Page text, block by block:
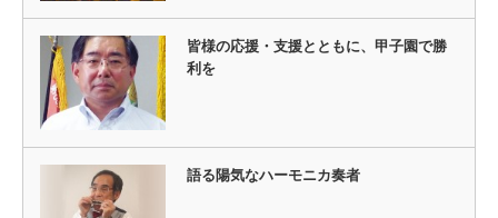
皆様の応援・支援とともに、甲子園で勝
利を
語る陽気なハーモニカ奏者